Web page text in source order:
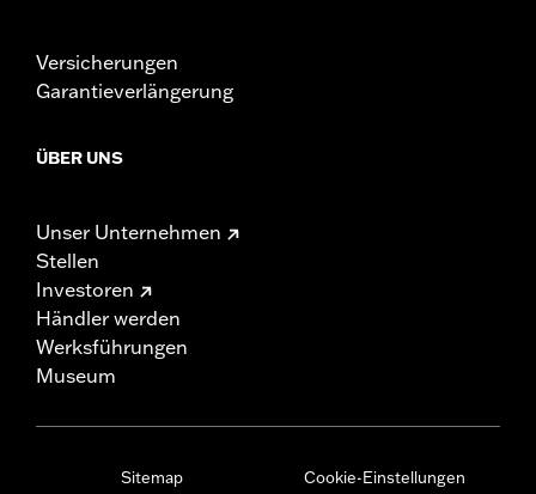
Versicherungen
Garantieverlängerung
ÜBER UNS
Unser Unternehmen
Stellen
Investoren
Händler werden
Werksführungen
Museum
Sitemap Cookie-Einstellungen